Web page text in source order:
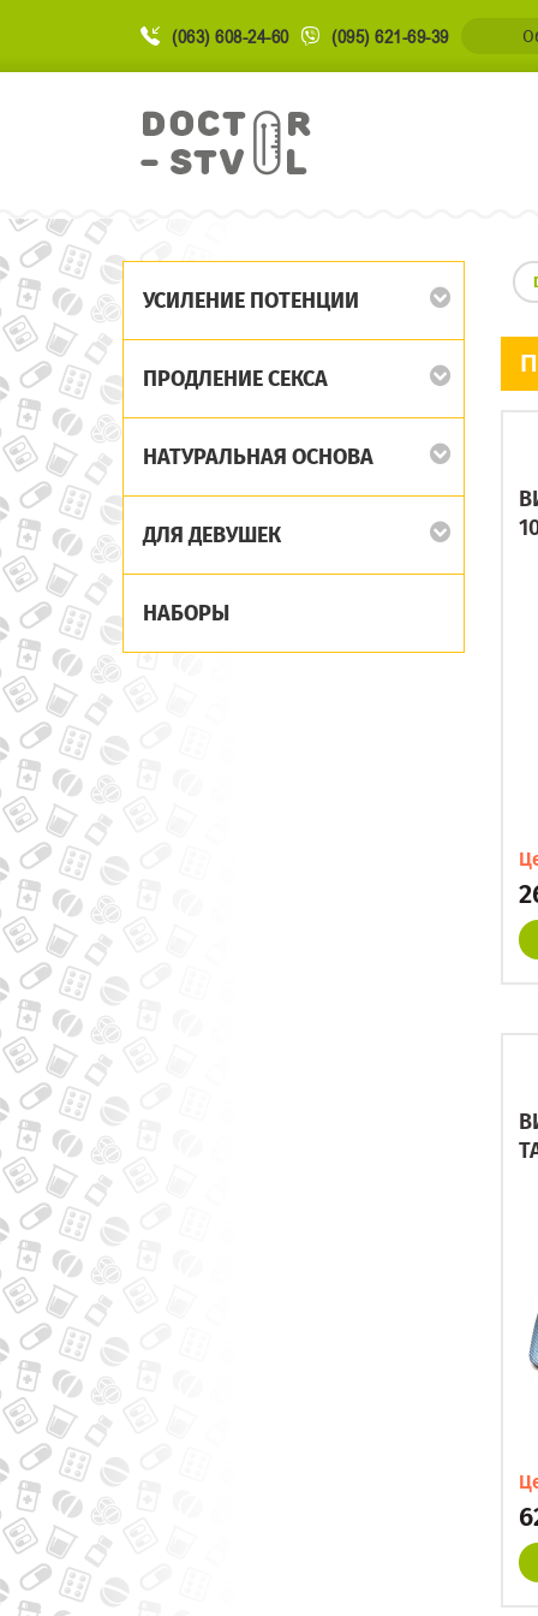
(063) 608-24-60 (095) 621-69-39
УСИЛЕНИЕ ПОТЕНЦИИ
ПРОДЛЕНИЕ СЕКСА
НАТУРАЛЬНАЯ ОСНОВА
ДЛЯ ДЕВУШЕК
НАБОРЫ